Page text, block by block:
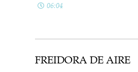
06:04
FREIDORA DE AIRE